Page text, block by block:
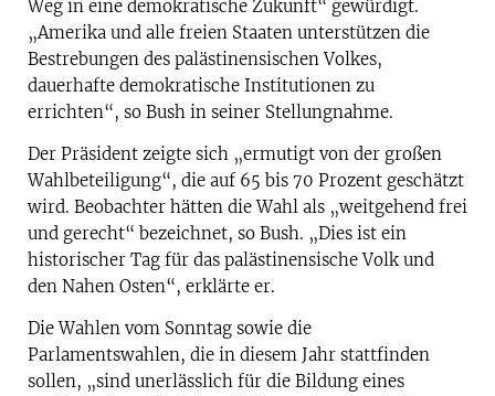
Weg in eine demokratische Zukunft“ gewürdigt.
„Amerika und alle freien Staaten unterstützen die
Bestrebungen des palästinensischen Volkes,
dauerhafte demokratische Institutionen zu
errichten“, so Bush in seiner Stellungnahme.
Der Präsident zeigte sich „ermutigt von der großen
Wahlbeteiligung“, die auf 65 bis 70 Prozent geschätzt
wird. Beobachter hätten die Wahl als „weitgehend frei
und gerecht“ bezeichnet, so Bush. „Dies ist ein
historischer Tag für das palästinensische Volk und
den Nahen Osten“, erklärte er.
Die Wahlen vom Sonntag sowie die
Parlamentswahlen, die in diesem Jahr stattfinden
sollen, „sind unerlässlich für die Bildung eines